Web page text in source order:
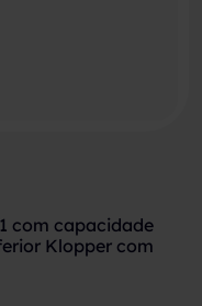
com capacidade
Klopper com